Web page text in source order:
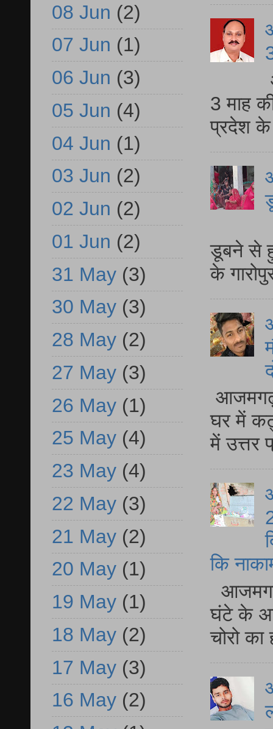
3 माह
प्रदेश
डूबने से
के
घर में
में
कि
घंटे के
चोरो
08 Jun (2)
07 Jun (1)
06 Jun (3)
05 Jun (4)
04 Jun (1)
03 Jun (2)
02 Jun (2)
01 Jun (2)
31 May (3)
30 May (3)
28 May (2)
27 May (3)
26 May (1)
25 May (4)
23 May (4)
22 May (3)
21 May (2)
20 May (1)
19 May (1)
18 May (2)
17 May (3)
16 May (2)